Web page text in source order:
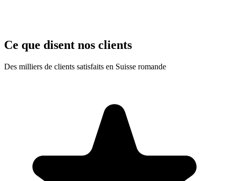
Ce que disent nos clients
Des milliers de clients satisfaits en Suisse romande